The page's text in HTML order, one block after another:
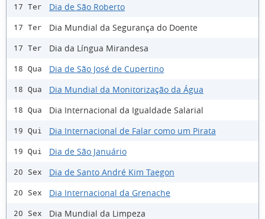
17 Ter Dia de São Roberto
17 Ter Dia Mundial da Segurança do Doente
17 Ter Dia da Língua Mirandesa
18 Qua Dia de São José de Cupertino
18 Qua Dia Mundial da Monitorização da Água
18 Qua Dia Internacional da Igualdade Salarial
19 Qui Dia Internacional de Falar como um Pirata
19 Qui Dia de São Januário
20 Sex Dia de Santo André Kim Taegon
20 Sex Dia Internacional da Grenache
20 Sex Dia Mundial da Limpeza